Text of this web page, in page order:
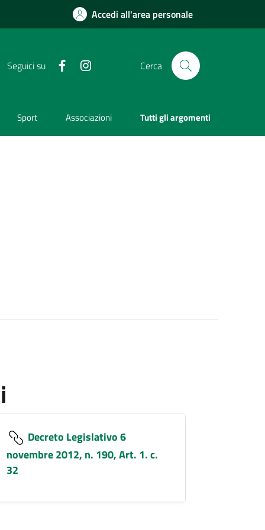
Accedi all'area personale
Seguici su Facebook Cerca
Sport Associazioni Tutti gli argomenti
Decreto Legislativo 6
novembre 2012, n. 190, Art. 1. c.
32